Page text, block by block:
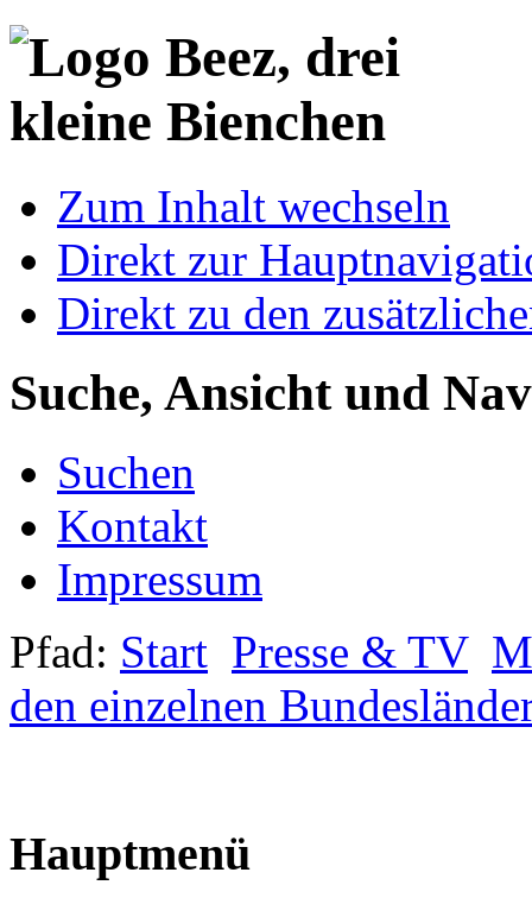
Zum Inhalt wechseln
Direkt zur
Direkt zu den
Suche, Ansicht und
Suchen
Kontakt
Impressum
Pfad: Start Presse & TV
den einzelnen
Hauptmenü